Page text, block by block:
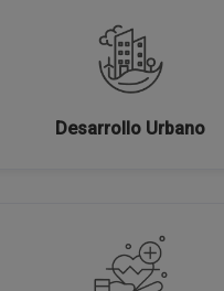
Desarrollo Urbano